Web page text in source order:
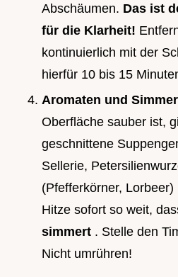
Abschäumen. Das ist
für die Klarheit!
kontinuierlich mit der
hierfür 10 bis 15
Aromaten und
Oberfläche sauber ist,
geschnittene
Sellerie,
(Pfefferkörner,
Hitze sofort so weit,
simmert . Stelle den
Nicht umrühren!